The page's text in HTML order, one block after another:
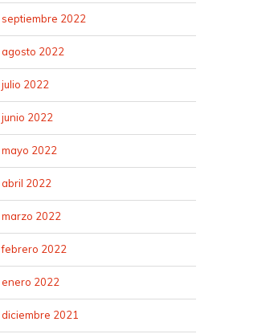
septiembre 2022
agosto 2022
julio 2022
junio 2022
mayo 2022
abril 2022
marzo 2022
febrero 2022
enero 2022
diciembre 2021